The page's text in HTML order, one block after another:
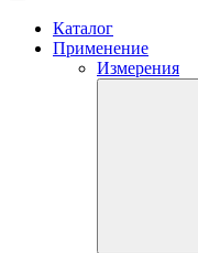
Каталог
Применение
Измерения